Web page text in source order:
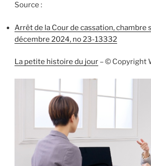
Source :
Arrêt de la Cour de cassation, chambre
décembre 2024, no 23-13332
La petite histoire du jour – © Copyright